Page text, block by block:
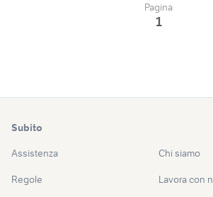
Pagina
1
Subito
Assistenza
Regole
Chi siamo
Lavora con